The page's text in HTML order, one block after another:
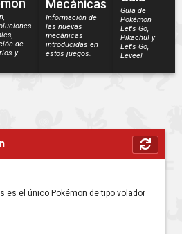
de
y
Mecánicas
Información de
las nuevas
mecánicas
introducidas en
estos juegos.
Guía de
Pokémon
Let's Go,
Pikachu! y
Let's Go,
Eevee!
es el único Pokémon de tipo volador